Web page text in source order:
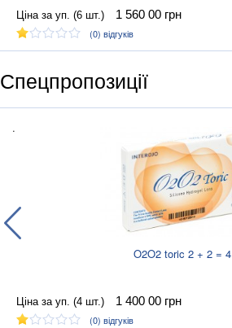
Ціна за уп. (6 шт.) 1 560 00 грн
(0) відгуків
Спецпропозиції
.
O2O2 toric 2 + 2 = 4
Ціна за уп. (4 шт.) 1 400 00 грн
(0) відгуків